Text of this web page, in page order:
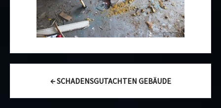
navigation
←SCHADENSGUTACHTEN GEBÄUDE